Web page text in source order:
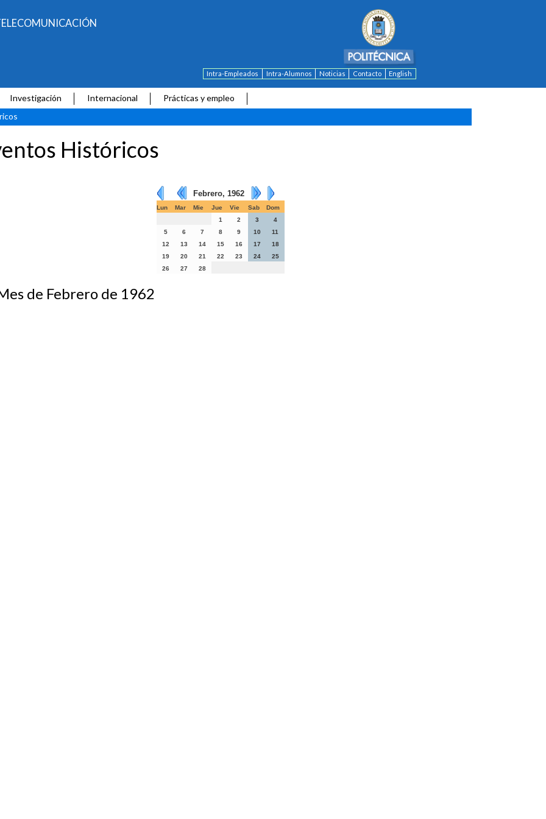
Intra-Empleados Intra-Alumnos Noticias Contacto English
Investigación Internacional
Prácticas y empleo
Históricos
Febrero, 1962
Lun Mar Mie Jue Vie Sab
Dom
1
2 3
4
5
6 7 8 9 10
11
12
13 14 15 16 17
18
19
20 21 22 23 24
25
26
27 28
de Febrero de 1962